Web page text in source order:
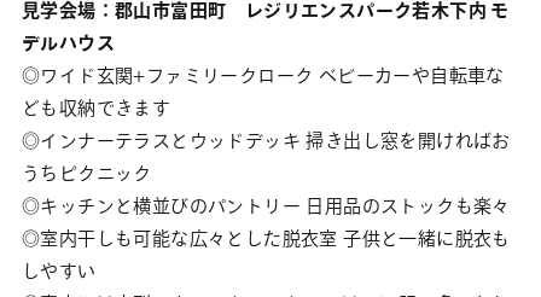
見学会場：郡山市富田町 レジリエンスパーク若木下内 モ
デルハウス
◎ワイド玄関+ファミリークローク ベビーカーや自転車な
ども収納できます
◎インナーテラスとウッドデッキ 掃き出し窓を開ければお
うちピクニック
◎キッチンと横並びのパントリー 日用品のストックも楽々
◎室内干しも可能な広々とした脱衣室 子供と一緒に脱衣も
しやすい